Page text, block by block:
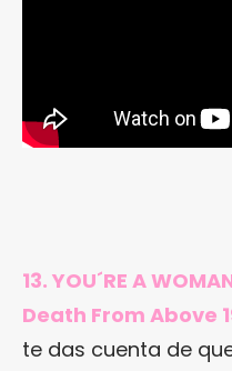
13. YOU´RE A
Death From Above
te das cuenta de